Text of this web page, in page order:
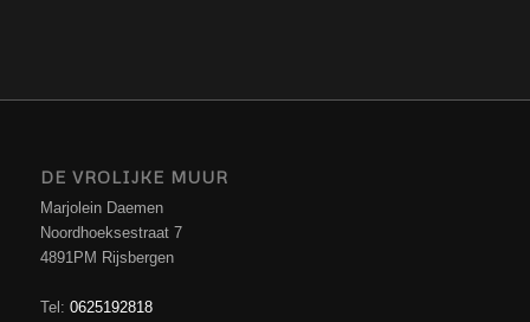
DE VROLIJKE MUUR
Marjolein Daemen
Noordhoeksestraat 7
4891PM Rijsbergen
Tel: 0625192818